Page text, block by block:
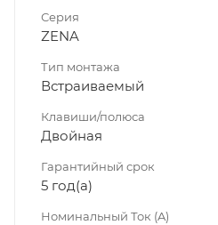
Серия
ZENA
Тип монтажа
Встраиваемый
Клавиши/полюса
Двойная
Гарантийный срок
5 год(а)
Номинальный Ток (A)